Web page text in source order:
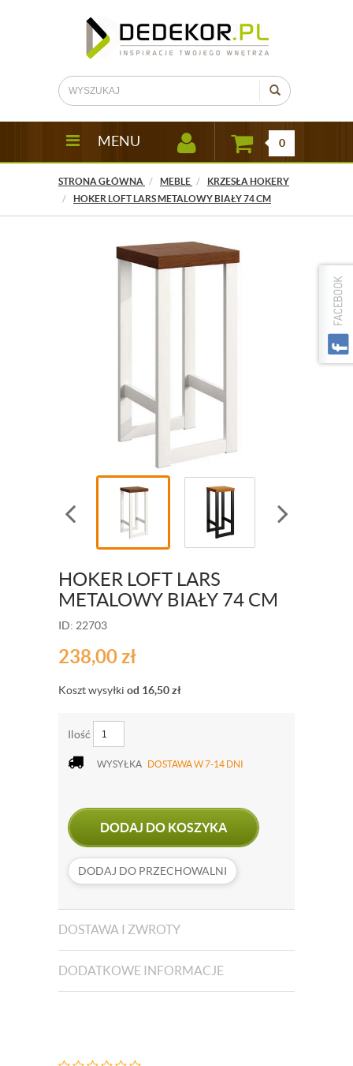
MENU 0
STRONA GŁÓWNA MEBLE
KRZESŁA HOKERY
HOKER LOFT LARS METALOWY BIAŁY 74 CM
HOKER LOFT LARS
METALOWY BIAŁY 74 CM
ID: 22703
238,00zł
Koszt wysyłki od 16,50zł
Ilość
WYSYŁKA DOSTAWA W 7-14 DNI
DODAJ DO KOSZYKA
DODAJ DO PRZECHOWALNI
DOSTAWA I ZWROTY
DODATKOWE INFORMACJE